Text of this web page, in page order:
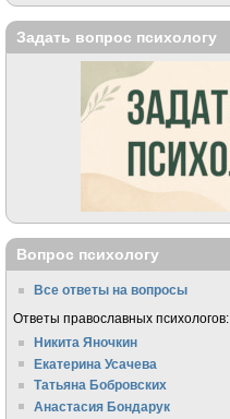
Задать вопрос психологу
Вопрос психологу
Все ответы на вопросы
Ответы православных психологов:
Никита Яночкин
Екатерина Усачева
Татьяна Бобровских
Анастасия Бондарук